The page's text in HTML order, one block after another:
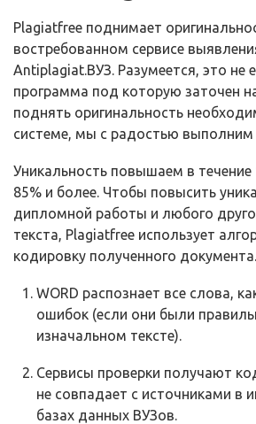
Plagiatfree поднимает
востребованном сервисе
Antiplagiat.ВУЗ. Разумеется, это не
программа под которую заточен
поднять оригинальность
системе, мы с радостью выполним
Уникальность повышаем в
85% и более. Чтобы повысить
дипломной работы и любого
текста, Plagiatfree использует
кодировку полученного
WORD распознает все слова,
ошибок (если они были
изначальном тексте).
Сервисы проверки получают
не совпадает с источниками в
базах данных ВУЗов.